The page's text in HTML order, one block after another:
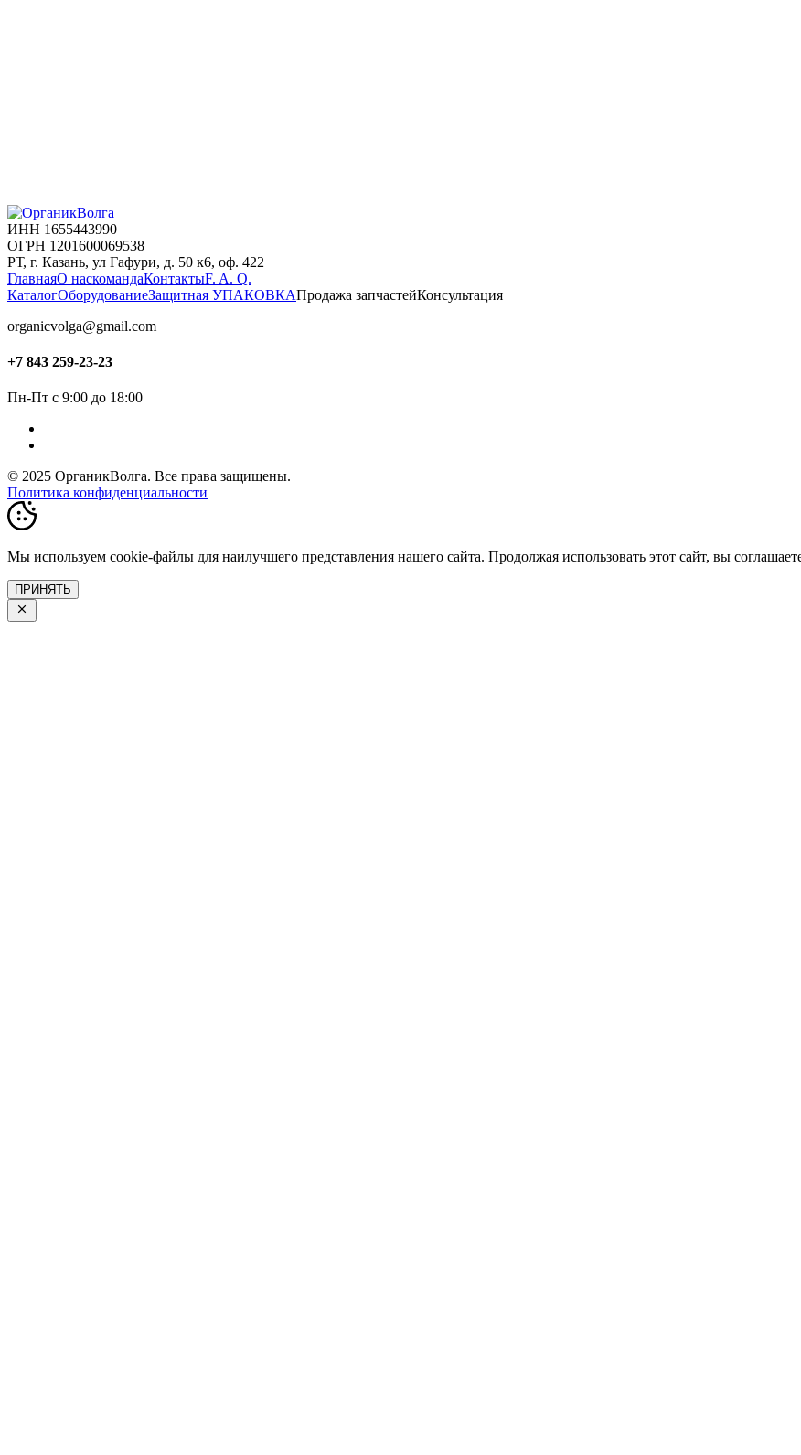
ИНН 1655443990
ОГРН 1201600069538
РТ, г. Казань, ул Гафури, д. 50 к6, оф. 422
ГлавнаяО наскомандаКонтактыF. A. Q.
КаталогОборудованиеЗащитная УПАКОВКАПродажа запчастейКонсультация
organicvolga@gmail.com
+7 843 259-23-23
Пн-Пт с 9:00 до 18:00
© 2025 ОрганикВолга. Все права защищены.
Политика конфиденциальности
Мы используем cookie-файлы для наилучшего представления нашего сайта. Продолжая использовать этот сайт, вы
ПРИНЯТЬ